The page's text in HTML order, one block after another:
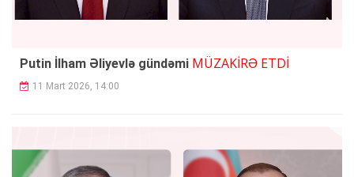
Putin İlham Əliyevlə gündəmi MÜZAKİRƏ ETDİ
11 Mart 2026, 14:00